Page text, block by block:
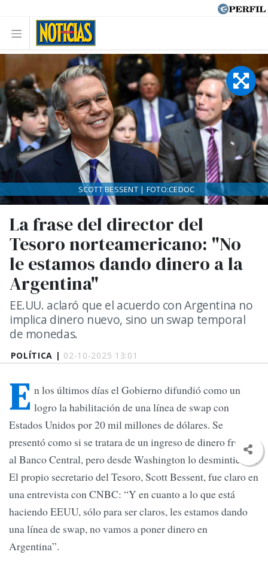
POLÍTICA | 02-10-2025 13:01
La frase del director del
Tesoro norteamericano: "No
le estamos dando dinero a la
Argentina"
EE.UU. aclaró que el acuerdo con Argentina no
implica dinero nuevo, sino un swap temporal
de monedas.
SCOTT BESSENT | FOTO:CEDOC
E n los últimos días el Gobierno difundió como un
logro la habilitación de una línea de swap con
Estados Unidos por 20 mil millones de dólares. Se
presentó como si se tratara de un ingreso de dinero fresco
al Banco Central, pero desde Washington lo desmintieron.
El propio secretario del Tesoro, Scott Bessent, fue claro en
una entrevista con CNBC: “Y en cuanto a lo que está
haciendo EEUU, sólo para ser claros, les estamos dando
una línea de swap, no vamos a poner dinero en
Argentina”.